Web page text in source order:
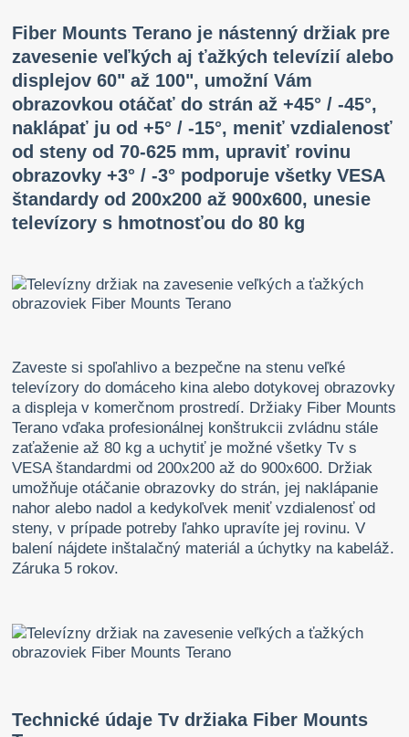
Fiber Mounts Terano je nástenný držiak pre
zavesenie veľkých aj ťažkých televízií alebo
displejov 60" až 100", umožní Vám
obrazovkou otáčať do strán až +45° / -45°,
naklápať ju od +5° / -15°, meniť vzdialenosť
od steny od 70-625 mm, upraviť rovinu
obrazovky +3° / -3° podporuje všetky VESA
štandardy od 200x200 až 900x600, unesie
televízory s hmotnosťou do 80 kg
Zaveste si spoľahlivo a bezpečne na stenu veľké
televízory do domáceho kina alebo dotykovej obrazovky
a displeja v komerčnom prostredí. Držiaky Fiber Mounts
Terano vďaka profesionálnej konštrukcii zvládnu stále
zaťaženie až 80 kg a uchytiť je možné všetky Tv s
VESA štandardmi od 200x200 až do 900x600. Držiak
umožňuje otáčanie obrazovky do strán, jej naklápanie
nahor alebo nadol a kedykoľvek meniť vzdialenosť od
steny, v prípade potreby ľahko upravíte jej rovinu. V
balení nájdete inštalačný materiál a úchytky na kabeláž.
Záruka 5 rokov.
Technické údaje Tv držiaka Fiber Mounts